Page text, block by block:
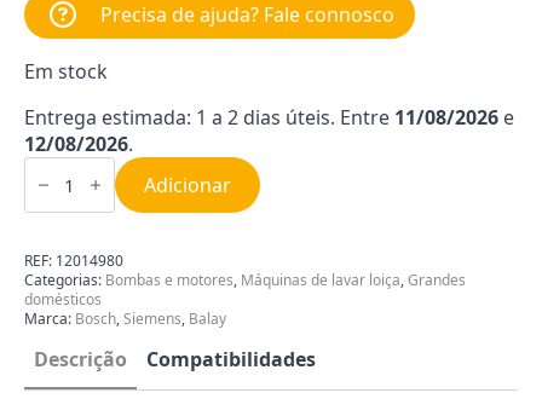
Precisa de ajuda? Fale connosco
Em stock
Entrega estimada: 1 a 2 dias úteis. Entre 11/08/2026 e
12/08/2026.
Quantidade
de
para
de
Lavar
Loiça
Siemens
12014980
Adicionar
REF: 12014980
Categorias: Bombas e motores, Máquinas de lavar loiça,Grandes
domésticos
Marca: Bosch,Siemens, Balay
Descrição Compatibilidades